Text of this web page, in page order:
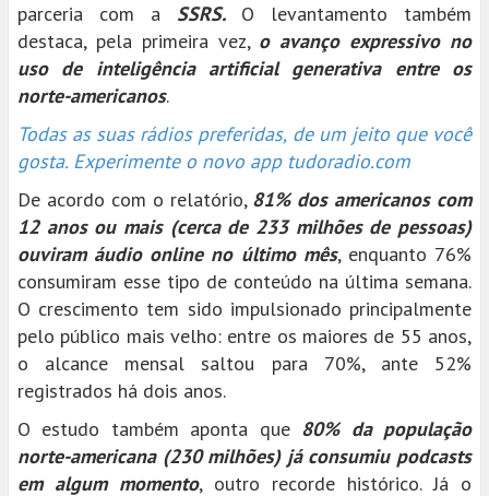
parceria com a SSRS.O levantamento também
destaca, pela primeira vez, o avanço expressivo no
uso de inteligência artificial generativa entre os
norte-americanos.
Todas as suas rádios preferidas, de um jeito que você
gosta. Experimente o novo app tudoradio.com
De acordo com o relatório, 81% dos americanos com
12 anos ou mais (cerca de 233 milhões de pessoas)
ouviram áudio online no último mês, enquanto 76%
consumiram esse tipo de conteúdo na última semana.
O crescimento tem sido impulsionado principalmente
pelo público mais velho: entre os maiores de 55 anos,
o alcance mensal saltou para 70%, ante 52%
registrados há dois anos.
O estudo também aponta que 80% da população
norte-americana (230 milhões) já consumiu podcasts
em algum momento, outro recorde histórico. Já o